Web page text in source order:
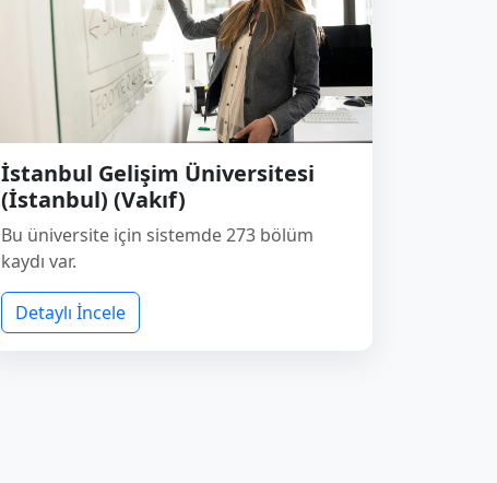
İstanbul Gelişim Üniversitesi
(İstanbul) (Vakıf)
Bu üniversite için sistemde 273 bölüm
kaydı var.
Detaylı İncele